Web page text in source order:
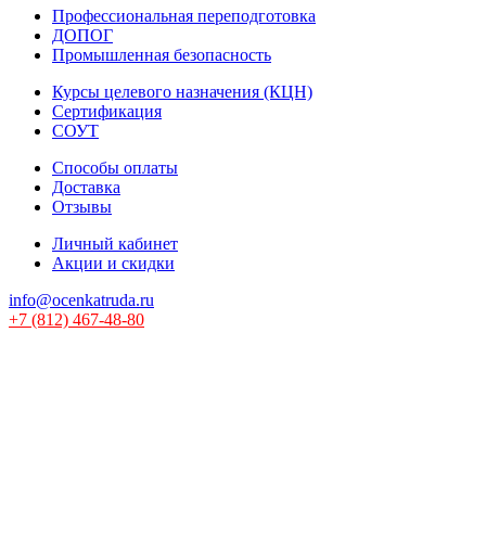
Профессиональная переподготовка
ДОПОГ
Промышленная безопасность
Курсы целевого назначения (КЦН)
Сертификация
СОУТ
Способы оплаты
Доставка
Отзывы
Личный кабинет
Акции и скидки
info@ocenkatruda.ru
+7 (812) 467-48-80